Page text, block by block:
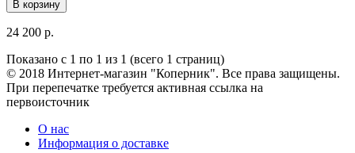
В корзину
24 200 р.
Показано с 1 по 1 из 1 (всего 1 страниц)
© 2018 Интернет-магазин "Коперник". Все права защищены.
При перепечатке требуется активная ссылка на
первоисточник
О нас
Информация о доставке